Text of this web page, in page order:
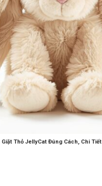
Giặt Thỏ JellyCat Đúng Cách, Chi Tiết